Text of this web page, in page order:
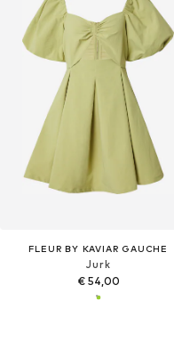
FLEUR BY KAVIAR GAUCHE
Jurk
€ 54,00